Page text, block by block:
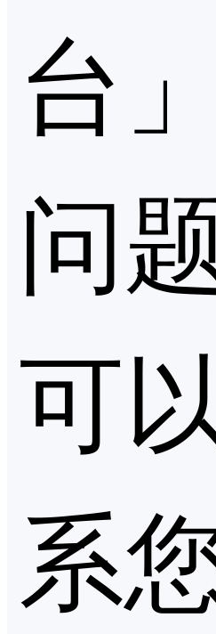
台
问
可
系